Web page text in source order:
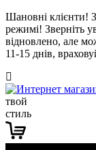
Шановні
режимі! Зверніть
відновлено, але
11-15 днів,
твой
стиль